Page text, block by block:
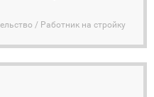
/ Работник на стройку